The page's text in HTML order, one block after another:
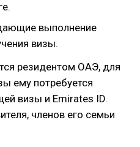
выполнение
визы.
резидентом ОАЭ, для
ему потребуется
визы и Emirates ID.
членов его семьи